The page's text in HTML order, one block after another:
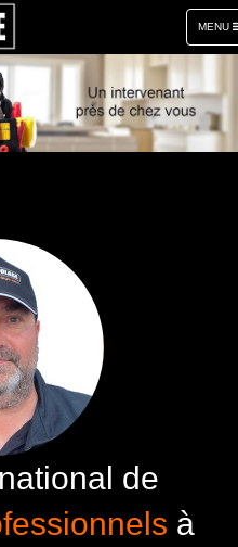
MENU
de
à